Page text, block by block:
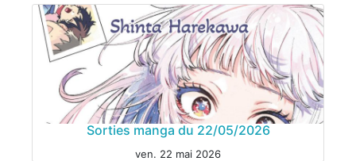
Sorties manga du 22/05/2026
ven. 22 mai 2026